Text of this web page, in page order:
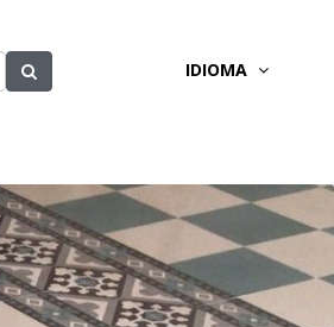
IDIOMA